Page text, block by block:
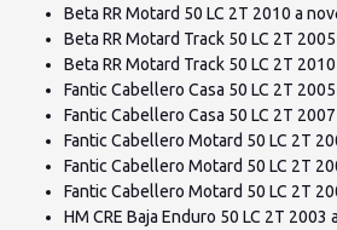
Beta RR Motard 50 LC 2T 2010 a
Beta RR Motard Track 50 LC 2T
Beta RR Motard Track 50 LC 2T
Fantic Cabellero Casa 50 LC 2T
Fantic Cabellero Casa 50 LC 2T
Fantic Cabellero Motard 50 LC 2T
Fantic Cabellero Motard 50 LC 2T
Fantic Cabellero Motard 50 LC 2T
HM CRE Baja Enduro 50 LC 2T 2003